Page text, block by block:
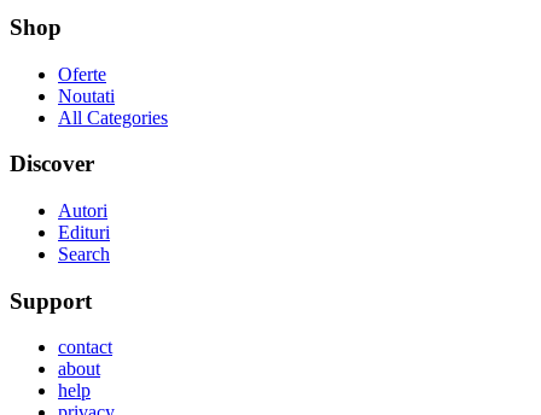
Shop
Oferte
Noutati
All Categories
Discover
Autori
Edituri
Search
Support
contact
about
help